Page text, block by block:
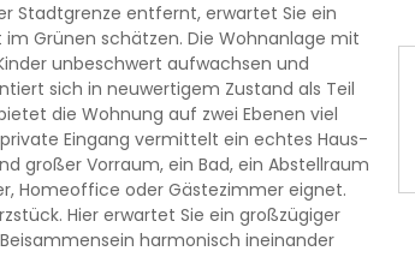
Stadtgrenze entfernt, erwartet Sie ein
Grünen schätzen. Die Wohnanlage mit
unbeschwert aufwachsen und
sich in neuwertigem Zustand als Teil
die Wohnung auf zwei Ebenen viel
Eingang vermittelt ein echtes Haus-
großer Vorraum, ein Bad, ein Abstellraum
Homeoffice oder Gästezimmer eignet.
Hier erwartet Sie ein großzügiger
harmonisch ineinander